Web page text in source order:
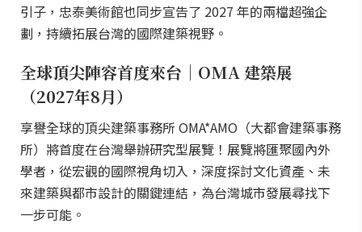
引子，忠泰美術館也同步宣告了 2027 年的兩檔超強企
劃，持續拓展台灣的國際建築視野。
全球頂尖陣容首度來台｜OMA 建築展
（2027年8月）
享譽全球的頂尖建築事務所 OMA*AMO（大都會建築事務
所）將首度在台灣舉辦研究型展覽！展覽將匯聚國內外
學者，從宏觀的國際視角切入，深度探討文化資產、未
來建築與都市設計的關鍵連結，為台灣城市發展尋找下
一步可能。